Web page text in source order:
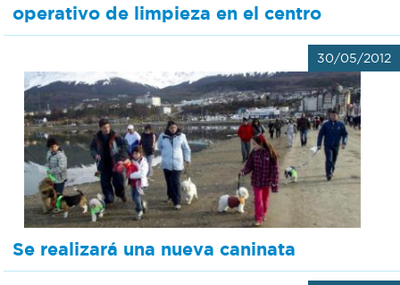
operativo de limpieza en el centro
30/05/2012
Se realizará una nueva caninata